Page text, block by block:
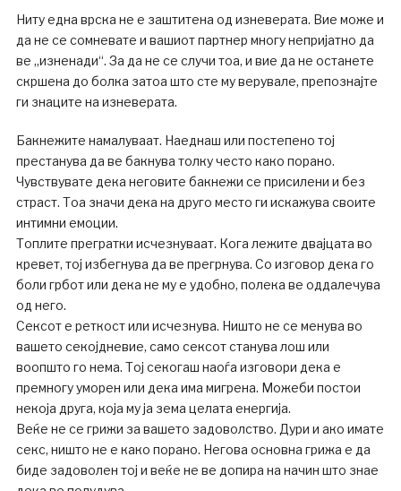
Ниту една врска не е заштитена од изневерата. Вие може и
да не се сомневате и вашиот партнер многу непријатно да
ве „изненади“. За да не се случи тоа, и вие да не останете
скршена до болка затоа што сте му верувале, препознајте
ги знаците на изневерата.
Бакнежите намалуваат. Наеднаш или постепено тој
престанува да ве бакнува толку често како порано.
Чувствувате дека неговите бакнежи се присилени и без
страст. Тоа значи дека на друго место ги искажува своите
интимни емоции.
Топлите прегратки исчезнуваат. Кога лежите двајцата во
кревет, тој избегнува да ве прегрнува. Со изговор дека го
боли грбот или дека не му е удобно, полека ве оддалечува
од него.
Сексот е реткост или исчезнува. Ништо не се менува во
вашето секојдневие, само сексот станува лош или
воопшто го нема. Тој секогаш наоѓа изговори дека е
премногу уморен или дека има мигрена. Можеби постои
некоја друга, која му ја зема целата енергија.
Веќе не се грижи за вашето задоволство. Дури и ако имате
секс, ништо не е како порано. Негова основна грижа е да
биде задоволен тој и веќе не ве допира на начин што знае